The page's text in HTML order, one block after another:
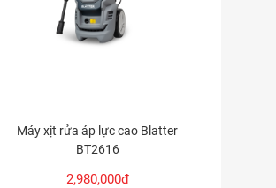
Máy xịt rửa áp lực cao Blatter
BT2616
2,980,000đ